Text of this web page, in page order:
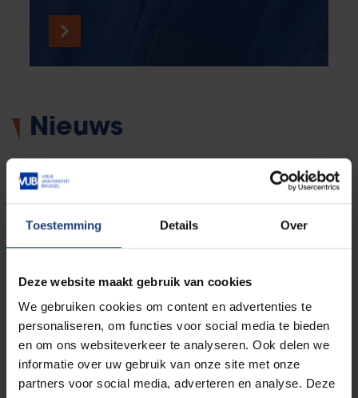
Toestemming Details Over
Deze website maakt gebruik van cookies
We gebruiken cookies om content en advertenties te
personaliseren, om functies voor social media te bieden
en om ons websiteverkeer te analyseren. Ook delen we
informatie over uw gebruik van onze site met onze
partners voor social media, adverteren en analyse. Deze
Nieuws
Maatschappij en engagement 16 juli 2026
Zelfrijdende auto's - Minder ongelukken
door Tesla, maar meer afhankelijkheid?